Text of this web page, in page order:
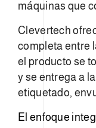
máquinas que
Clevertech
completa entre
el producto se
y se entrega a
etiquetado,
El enfoque